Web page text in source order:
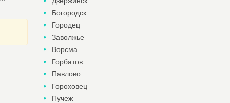
Богородск
Городец
Заволжье
Ворсма
Горбатов
Павлово
Гороховец
Пучеж